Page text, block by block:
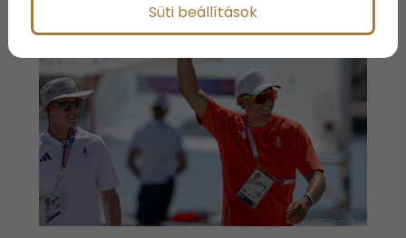
Süti beállítások